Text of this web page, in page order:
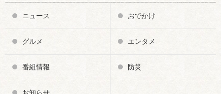
ニュース おでかけ
グルメ エンタメ
番組情報 防災
お知らせ